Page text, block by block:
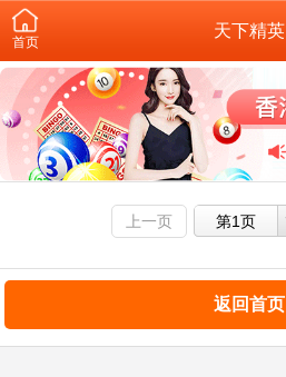
首页
天下精英
上一页 第1页
返回首页